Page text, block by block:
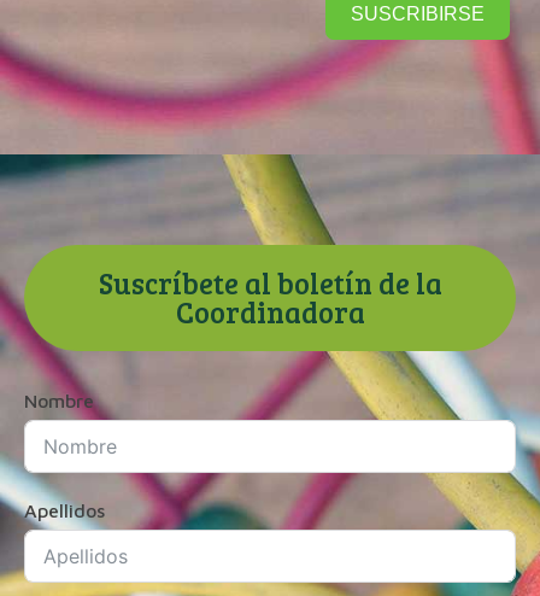
SUSCRIBIRSE
Suscríbete al boletín de la
Coordinadora
Nombre
Apellidos